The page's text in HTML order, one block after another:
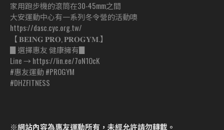
家用跑步機的滾筒在30-45mm之間
大安運動中心有一系列冬令營的活動噢
https://dasc.cyc.org.tw/
【 𝐁𝐄𝐈𝐍𝐆 𝐏𝐑𝐎, 𝐏𝐑𝐎𝐆𝐘𝐌.】
▊選擇惠友 健康擁有▊
Line → https://lin.ee/7oN1OcK
#惠友運動 #PROGYM
#DHZFITNESS
※網站內容為惠友運動所有，未經允許請勿轉載。